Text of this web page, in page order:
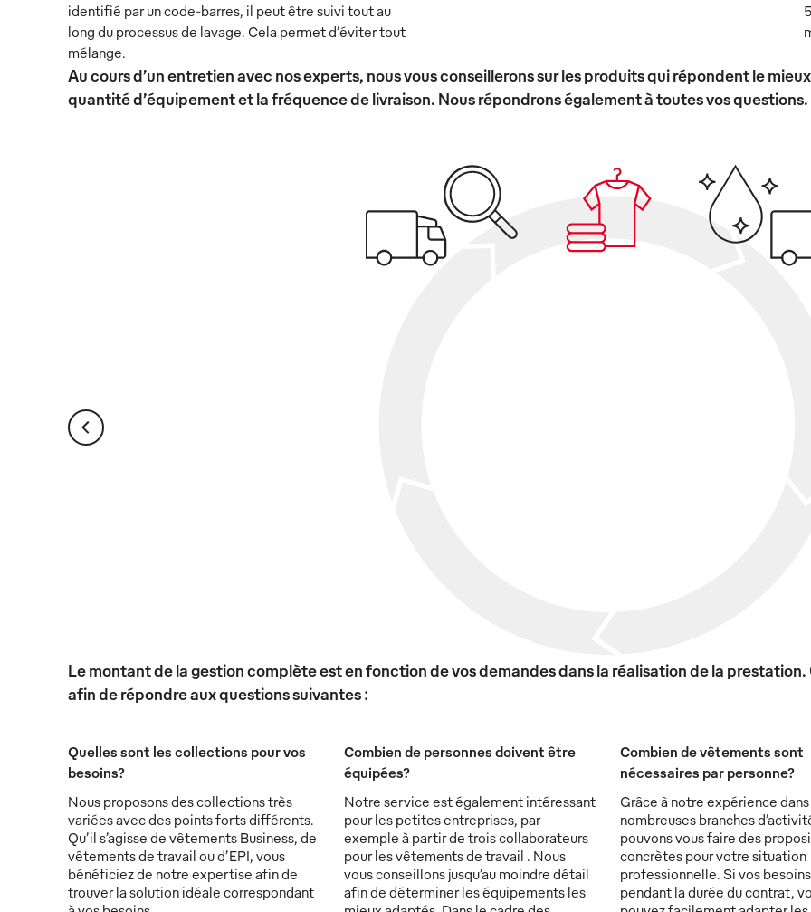
identifié par un code-barres, il peut être suivi tout au
long du processus de lavage. Cela permet d’éviter tout
mélange.
Au cours d’un entretien avec nos experts, nous vous conseillerons sur les produits qui répondent le
quantité d’équipement et la fréquence de livraison. Nous répondrons également à toutes vos questions.
Le montant de la gestion complète est en fonction de vos demandes dans la réalisation de la
afin de répondre aux questions suivantes :
Quelles sont les collections pour vos
besoins?
Nous proposons des collections très
variées avec des points forts différents.
Qu’il s’agisse de vêtements Business, de
vêtements de travail ou d’EPI, vous
bénéficiez de notre expertise afin de
trouver la solution idéale correspondant
Combien de personnes doivent être
équipées?
Notre service est également intéressant
pour les petites entreprises, par
exemple à partir de trois collaborateurs
pour les vêtements de travail . Nous
vous conseillons jusqu’au moindre détail
afin de déterminer les équipements les
Combien de vêtements sont
nécessaires par personne?
Grâce à notre expérience
nombreuses branches
pouvons vous faire des
concrètes pour votre situation
professionnelle. Si vos
pendant la durée du contrat,